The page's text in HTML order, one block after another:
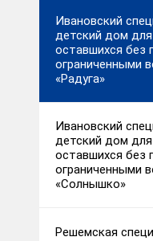
Ивановский
детский дом
оставшихся без
ограниченными
«Радуга»
Ивановский
детский дом
оставшихся без
ограниченными
«Солнышко»
Решемская